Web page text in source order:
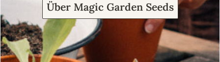
Über Magic Garden Seeds